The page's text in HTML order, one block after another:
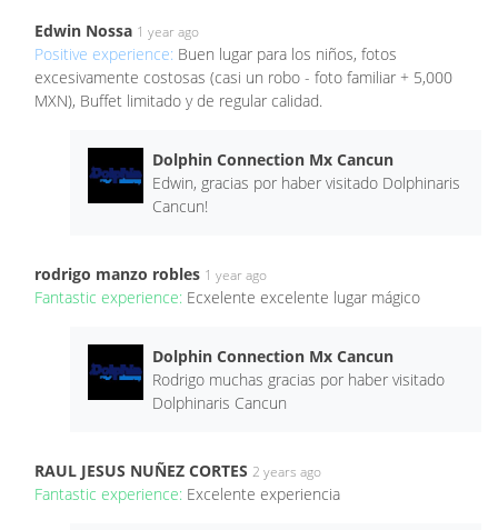
Edwin Nossa 1 year ago
Positive experience: Buen lugar para los niños, fotos
excesivamente costosas (casi un robo - foto familiar + 5,000
MXN), Buffet limitado y de regular calidad.
Dolphin Connection Mx Cancun
Edwin, gracias por haber visitado Dolphinaris
Cancun!
rodrigo manzo robles 1 year ago
Fantastic experience: Ecxelente excelente lugar mágico
Dolphin Connection Mx Cancun
Rodrigo muchas gracias por haber visitado
Dolphinaris Cancun
RAUL JESUS NUÑEZ CORTES 2 years ago
Fantastic experience: Excelente experiencia